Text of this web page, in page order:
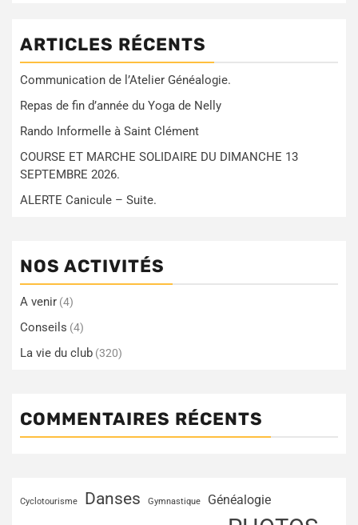
ARTICLES RÉCENTS
Communication de l’Atelier Généalogie.
Repas de fin d’année du Yoga de Nelly
Rando Informelle à Saint Clément
COURSE ET MARCHE SOLIDAIRE DU DIMANCHE 13
SEPTEMBRE 2026.
ALERTE Canicule – Suite.
NOS ACTIVITÉS
A venir (4)
Conseils (4)
La vie du club (320)
COMMENTAIRES RÉCENTS
Cyclotourisme Danses Gymnastique Généalogie